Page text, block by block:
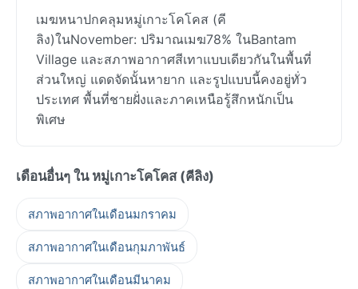
เมฆหนาปกคลุมหมู่เกาะโคโคส (คี
ลิง)ในNovember: ปริมาณเมฆ78% ในBantam
Village และสภาพอากาศสีเทาแบบเดียวกันในพื้นที่
ส่วนใหญ่ แดดจัดนั้นหายาก และรูปแบบนี้คงอยู่ทั่ว
ประเทศ พื้นที่ชายฝั่งและภาคเหนือรู้สึกหนักเป็น
พิเศษ
เดือนอื่นๆ ใน หมู่เกาะโคโคส (คีลิง)
สภาพอากาศในเดือนมกราคม
สภาพอากาศในเดือนกุมภาพันธ์
สภาพอากาศในเดือนมีนาคม